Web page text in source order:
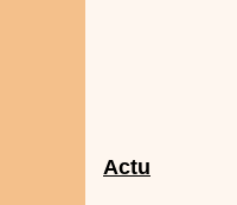
Actu